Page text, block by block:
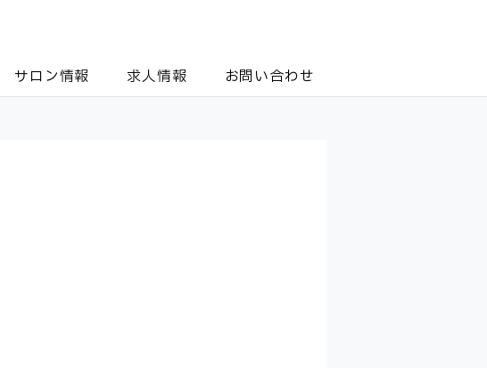
サロン情報 求人情報 お問い合わせ